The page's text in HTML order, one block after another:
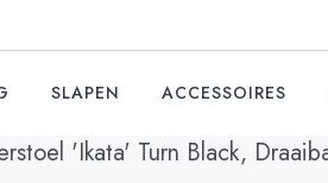
SLAPEN ACCESSOIRES
'Ikata' Turn Black,